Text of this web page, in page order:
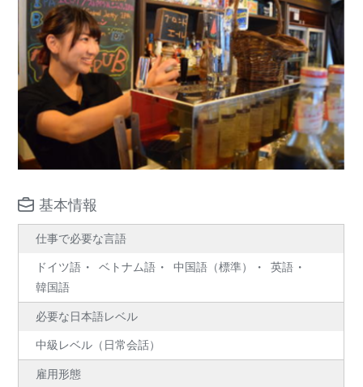
基本情報
仕事で必要な言語
ドイツ語 ベトナム語 中国語（標準）
英語
韓国語
必要な日本語レベル
中級レベル（日常会話）
雇用形態